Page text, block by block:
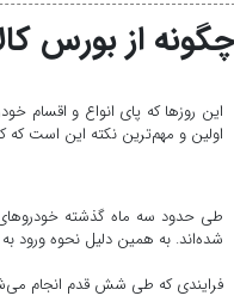
هشدار سطح نارنجی در استان
چگونه از بورس
این روزها که پای انواع و اقسام
اولین و مهم‌ترین نکته این است که
شده‌اند. به همین دلیل نحوه ورود
فرایندی که طی شش قدم انجام